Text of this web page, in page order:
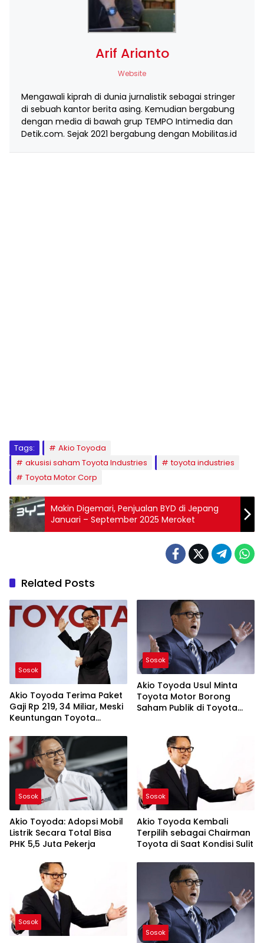
Arif Arianto
Website
Mengawali kiprah di dunia jurnalistik sebagai stringer
di sebuah kantor berita asing. Kemudian bergabung
dengan media di bawah grup TEMPO Intimedia dan
Detik.com. Sejak 2021 bergabung dengan Mobilitas.id
Tags:
Akio Toyoda
akusisi saham Toyota Industries
toyota industries
Toyota Motor Corp
Makin Digemari, Penjualan BYD di Jepang
Januari – September 2025 Meroket
Related Posts
Sosok
Akio Toyoda Terima Paket
Gaji Rp 219, 34 Miliar, Meski
Keuntungan Toyota
Sosok
Akio Toyoda Usul Minta
Toyota Motor Borong
Saham Publik di Toyota
Sosok
Akio Toyoda: Adopsi Mobil
Listrik Secara Total Bisa
PHK 5,5 Juta Pekerja
Sosok
Akio Toyoda Kembali
Terpilih sebagai Chairman
Toyota di Saat Kondisi Sulit
Sosok
Sosok